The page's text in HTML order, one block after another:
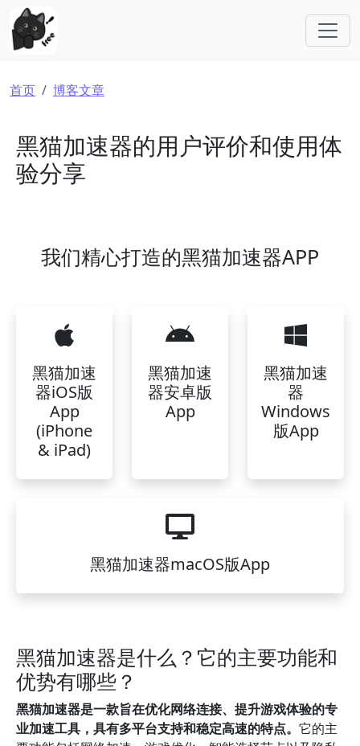
跳转到主要内容
面包屑
首页 博客文章
黑猫加速器的用户评价和使用体
验分享
我们精心打造的黑猫加速器APP
黑猫加速
器iOS版
App
(iPhone
& iPad)
黑猫加速
器安卓版
App
黑猫加速
器
Windows
版App
黑猫加速器macOS版App
黑猫加速器是什么？它的主要功能和
优势有哪些？
黑猫加速器是一款旨在优化网络连接、提升游戏体验的专
业加速工具，具有多平台支持和稳定高速的特点。 它的主